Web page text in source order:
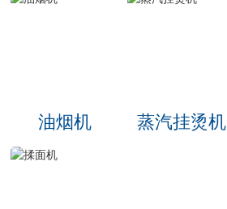
油烟机 蒸汽挂烫机